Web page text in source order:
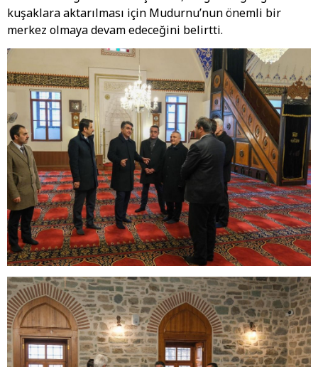
kuşaklara aktarılması için Mudurnu’nun önemli bir
merkez olmaya devam edeceğini belirtti.